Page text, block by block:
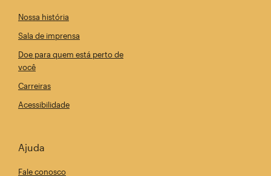
Nossa história
Sala de imprensa
Doe para quem está perto de
você
Carreiras
Acessibilidade
Ajuda
Fale conosco